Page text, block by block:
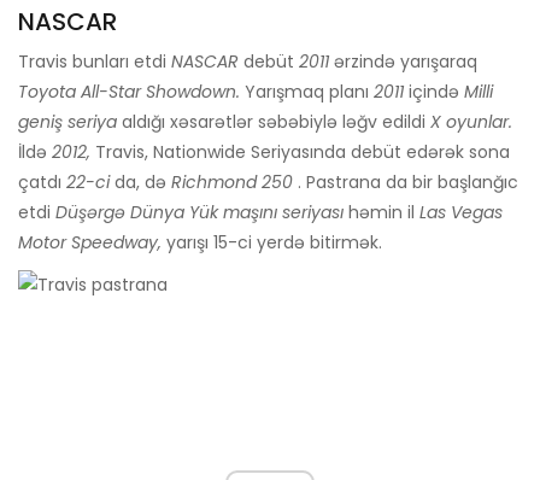
NASCAR
Travis bunları etdi NASCAR debüt 2011 ərzində yarışaraq
Toyota All-Star Showdown. Yarışmaq planı 2011 içində Milli
geniş seriya aldığı xəsarətlər səbəbiylə ləğv edildi X oyunlar.
İldə 2012, Travis, Nationwide Seriyasında debüt edərək sona
çatdı 22-cida, də Richmond 250 . Pastrana da bir başlanğıc
etdi Düşərgə Dünya Yük maşını seriyası həmin il Las Vegas
Motor Speedway, yarışı 15-ci yerdə bitirmək.